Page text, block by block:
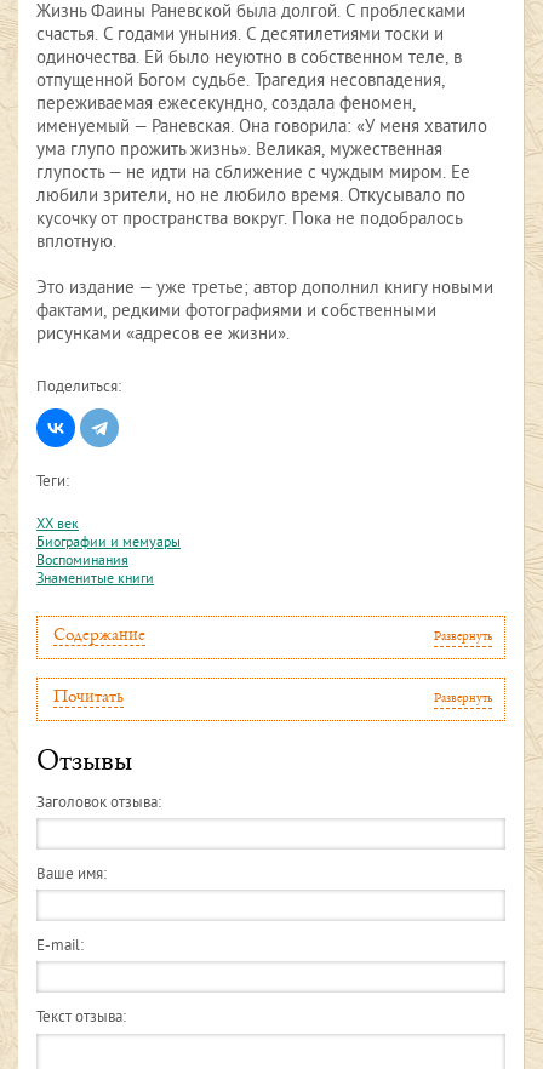
Жизнь Фаины Раневской была долгой. С проблесками
счастья. С годами уныния. С десятилетиями тоски и
одиночества. Ей было неуютно в собственном теле, в
отпущенной Богом судьбе. Трагедия несовпадения,
переживаемая ежесекундно, создала феномен,
именуемый — Раневская. Она говорила: «У меня хватило
ума глупо прожить жизнь». Великая, мужественная
глупость — не идти на сближение с чуждым миром. Ее
любили зрители, но не любило время. Откусывало по
кусочку от пространства вокруг. Пока не подобралось
вплотную.
Это издание — уже третье; автор дополнил книгу новыми
фактами, редкими фотографиями и собственными
рисунками «адресов ее жизни».
Поделиться:
Теги:
XX век
Биографии и мемуары
Воспоминания
Знаменитые книги
Содержание Развернуть
Почитать Развернуть
Отзывы
Заголовок отзыва:
Ваше имя:
E-mail:
Текст отзыва: